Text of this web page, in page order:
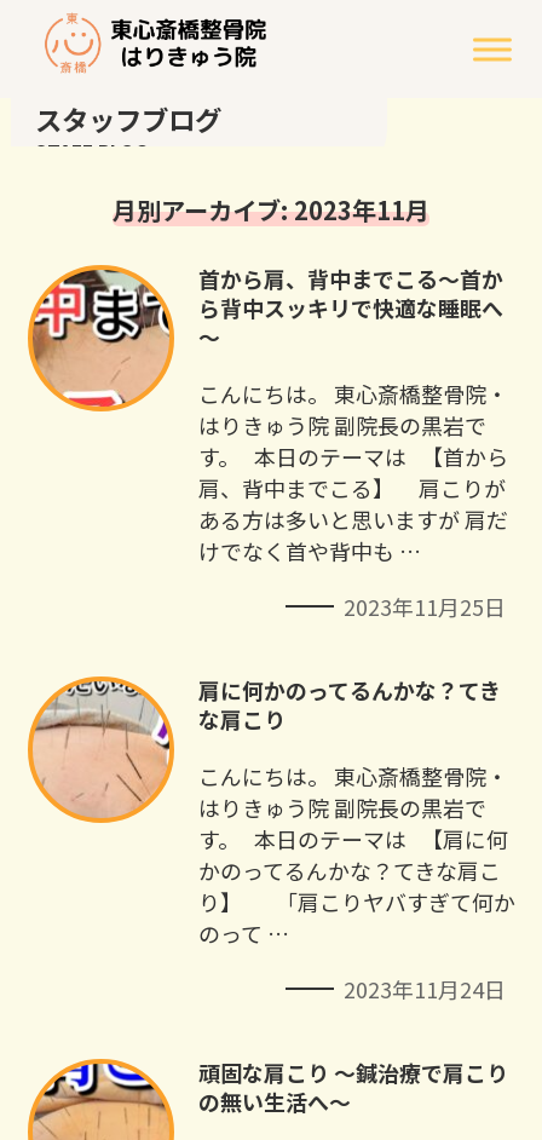
スタッフブログ
STAFF BLOG
月別アーカイブ: 2023年11月
首から肩、背中までこる～首か
ら背中スッキリで快適な睡眠へ
～
こんにちは。 東心斎橋整骨院・
はりきゅう院 副院長の黒岩で
す。 本日のテーマは 【首から
肩、背中までこる】 肩こりが
ある方は多いと思いますが 肩だ
けでなく首や背中も …
2023年11月25日
肩に何かのってるんかな？てき
な肩こり
こんにちは。 東心斎橋整骨院・
はりきゅう院 副院長の黒岩で
す。 本日のテーマは 【肩に何
かのってるんかな？てきな肩こ
り】 「肩こりヤバすぎて何か
のって …
2023年11月24日
頑固な肩こり ～鍼治療で肩こり
の無い生活へ～